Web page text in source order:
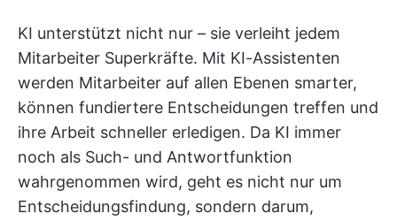
KI unterstützt nicht nur – sie verleiht jedem
Mitarbeiter Superkräfte. Mit KI-Assistenten
werden Mitarbeiter auf allen Ebenen smarter,
können fundiertere Entscheidungen treffen und
ihre Arbeit schneller erledigen. Da KI immer
noch als Such- und Antwortfunktion
wahrgenommen wird, geht es nicht nur um
Entscheidungsfindung, sondern darum,